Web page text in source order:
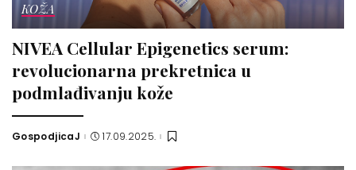
KOŽA
NIVEA Cellular Epigenetics serum:
revolucionarna prekretnica u
podmlađivanju kože
Posted
GospodjicaJ 17.09.2025.